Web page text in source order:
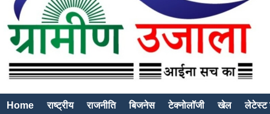
Home राष्ट्रीय राजनीति बिजनेस टेक्नोलॉजी खेल लेटेस्ट